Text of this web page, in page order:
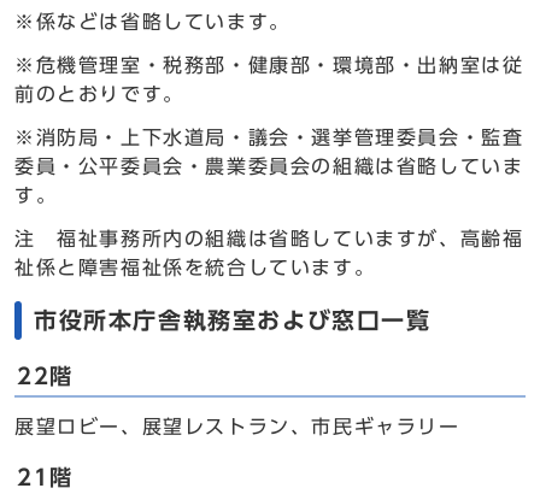
※係などは省略しています。
※危機管理室・税務部・健康部・環境部・出納室は従
前のとおりです。
※消防局・上下水道局・議会・選挙管理委員会・監査
委員・公平委員会・農業委員会の組織は省略していま
す。
注 福祉事務所内の組織は省略していますが、高齢福
祉係と障害福祉係を統合しています。
市役所本庁舎執務室および窓口一覧
22階
展望ロビー、展望レストラン、市民ギャラリー
21階